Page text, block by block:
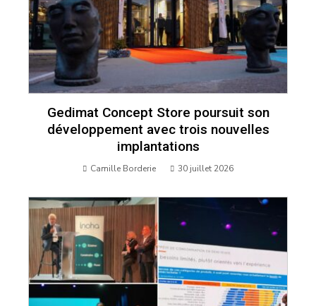
Gedimat Concept Store poursuit son
développement avec trois nouvelles
implantations
Camille Borderie 30 juillet 2026